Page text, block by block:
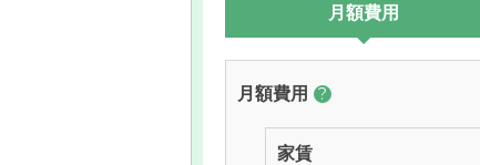
月額費用
月額費用 ?
家賃